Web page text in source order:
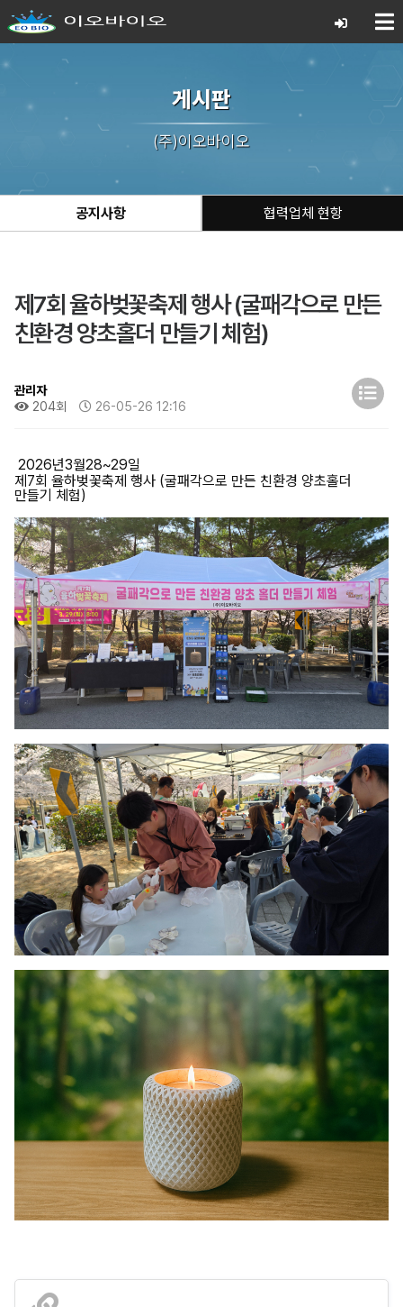
게시판
(주)이오바이오
공지사항 협력업체 현항
제7회 율하벚꽃축제 행사 (굴패각으로 만든
친환경 양초홀더 만들기 체험)
관리자
204회
26-05-26 12:16
2026년3월28~29일
제7회 율하벚꽃축제 행사 (굴패각으로 만든 친환경 양초홀더
만들기 체험)